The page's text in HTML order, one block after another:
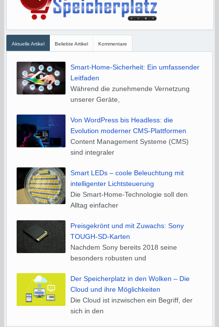
Aktuelle Artikel Beliebte Artikel Kommentare
Smart-Home-Sicherheit: Ein umfassender
Leitfaden
Während die zunehmende Vernetzung
unserer Geräte,
Von WordPress bis Headless: die
Evolution moderner CMS-Plattformen
Content Management Systeme (CMS)
sind integraler
Smart LEDs – coole Beleuchtung mit
intelligenter Lichtsteuerung
Die Smart-Home-Technologie soll den
Alltag einfacher
Preisgekrönt und mit Zuwachs: Sony
TOUGH-SD-Karten
Nachdem Sony bereits 2018 seine
besonders robusten und
Der Speicherplatz in den Wolken – Die
Cloud und ihre Möglichkeiten
Die Cloud ist inzwischen ein Begriff, der
sich in den